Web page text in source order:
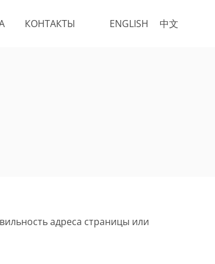
ENGLISH 中文
КОНТАКТЫ
адреса страницы или